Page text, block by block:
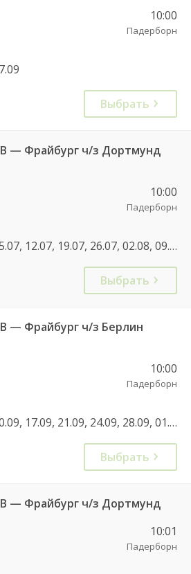
10:00
Падерборн
Выбрать
— Фрайбург ч/з Дортмунд
10:00
Падерборн
14.06, 21.06, 28.06, 05.07, 12.07, 19.07, 26.07, 02.08, 09.08, 16.08, 23.08, 30.08, 06.09, 13.09, 20.09, 27.09, 04.10, 11.10, 18.10, 25.10
Выбрать
— Фрайбург ч/з Берлин
10:00
Падерборн
31.08, 03.09, 07.09, 10.09, 17.09, 21.09, 24.09, 28.09, 01.10, 08.10, 15.10, 26.10, 27.10
Выбрать
— Фрайбург ч/з Дортмунд
10:01
Падерборн